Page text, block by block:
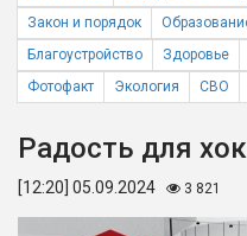
Закон и порядок
Благоустройство
Здоровье
Фотофакт
Экология СВО
Радость для
[12:20] 05.09.2024 3 821